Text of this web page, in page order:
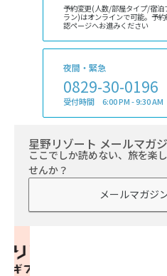
予約変更(人数/部屋タイプ/宿泊
ラン)はオンラインで可能。予
認ページへお進みください
夜間・緊急
0829-30-0196
受付時間 6:00 PM - 9:30 AM
星野リゾート メールマガ
ここでしか読めない、旅を楽
せんか？
メールマガジ